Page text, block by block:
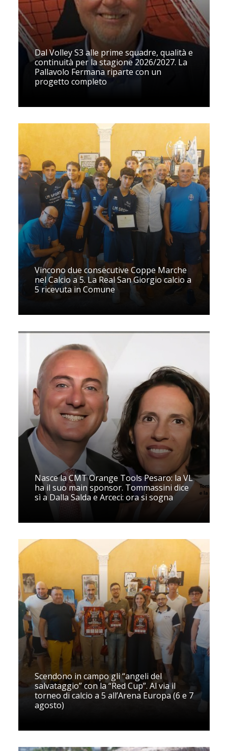
Dal Volley S3 alle prime squadre, qualità e
continuità per la stagione 2026/2027. La
Pallavolo Fermana riparte con un
progetto completo
Vincono due consecutive Coppe Marche
nel Calcio a 5. La Real San Giorgio calcio a
5 ricevuta in Comune
Nasce la CMT Orange Tools Pesaro: la VL
ha il suo main sponsor. Tommassini dice
sì a Dalla Salda e Arceci: ora si sogna
Scendono in campo gli “angeli del
salvataggio” con la “Red Cup”. Al via il
torneo di calcio a 5 all’Arena Europa (6 e 7
agosto)